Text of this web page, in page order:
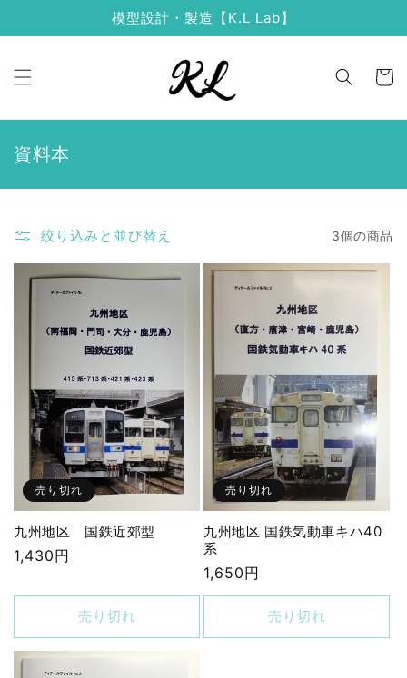
進む
模型設計・製造【K.L Lab】
ー
コ
ョ
資料本
絞り込みと並び替え 3個の商品
売り切れ
九州地区 国鉄近郊型
通
価
1,430円
売り切れ
売り切れ
九州地区 国鉄気動車キハ40
系
通
常
格
1,650円
売り切れ